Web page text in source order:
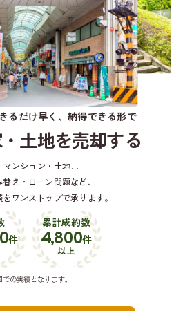
るだけ早く、納得できる形で
土地を売却する
マンション・土地…
え・ローン問題など、
ワンストップで承ります。
件
累計成約数
4,800件
以上
の実績となります。